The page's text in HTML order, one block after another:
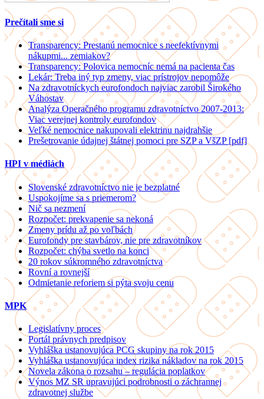
Prečítali sme si
Transparency: Prestanú nemocnice s neefektívnymi
nákupmi... zemiakov?
Transparency: Polovica nemocníc nemá na pacienta čas
Lekár: Treba iný typ zmeny, viac prístrojov nepomôže
Na zdravotníckych eurofondoch najviac zarobil Širokého
Váhostav
Analýza Operačného programu zdravotníctvo 2007-2013:
Viac verejnej kontroly eurofondov
Veľké nemocnice nakupovali elektrinu najdrahšie
Prešetrovanie údajnej štátnej pomoci pre SZP a VšZP [pdf]
HPI v médiách
Slovenské zdravotníctvo nie je bezplatné
Uspokojíme sa s priemerom?
Nič sa nezmení
Rozpočet: prekvapenie sa nekoná
Zmeny prídu až po voľbách
Eurofondy pre stavbárov, nie pre zdravotníkov
Rozpočet: chýba svetlo na konci
20 rokov súkromného zdravotníctva
Rovní a rovnejší
Odmietanie reforiem si pýta svoju cenu
MPK
Legislatívny proces
Portál právnych predpisov
Vyhláška ustanovujúca PCG skupiny na rok 2015
Vyhláška ustanovujúca index rizika nákladov na rok 2015
Novela zákona o rozsahu – regulácia poplatkov
Výnos MZ SR upravujúci podrobnosti o záchrannej
zdravotnej službe